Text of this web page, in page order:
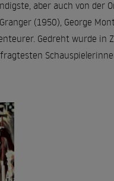
aber auch von der
(1950), George
Gedreht wurde in